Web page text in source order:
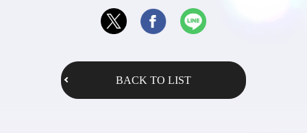
BACK TO LIST